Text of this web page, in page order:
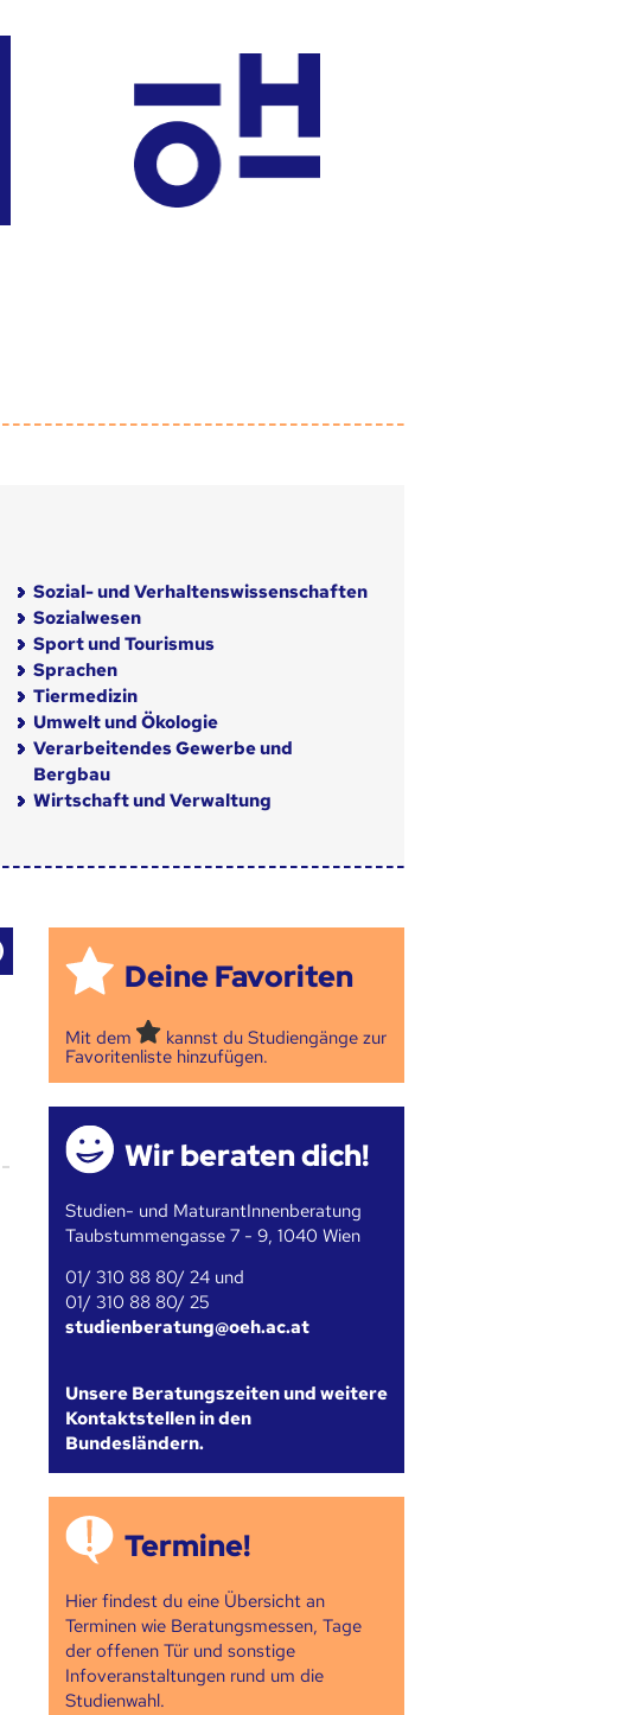
Sozial- und Verhaltenswissenschaften
Sozialwesen
Sport und Tourismus
Sprachen
Tiermedizin
Umwelt und Ökologie
Verarbeitendes Gewerbe und
Bergbau
Wirtschaft und Verwaltung
Deine Favoriten
Mit dem
kannst du Studiengänge zur
Favoritenliste hinzufügen.
Wir beraten dich!
Studien- und MaturantInnenberatung
Taubstummengasse 7 - 9, 1040 Wien
01/ 310 88 80/ 24 und
01/ 310 88 80/ 25
studienberatung@oeh.ac.at
Unsere Beratungszeiten und weitere
Kontaktstellen in den
Bundesländern.
Termine!
Hier findest du eine Übersicht an
Terminen wie Beratungsmessen, Tage
der offenen Tür und sonstige
Infoveranstaltungen rund um die
Studienwahl.